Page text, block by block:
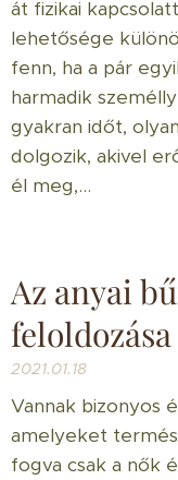
át fizikai
lehetősége
fenn, ha a pár
harmadik
gyakran időt,
dolgozik, akivel
él meg,...
Az anyai
feloldozása
2021.01.18
Vannak bizonyos
amelyeket
fogva csak a nők